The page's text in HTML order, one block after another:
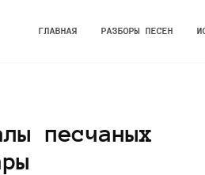
ГЛАВНАЯ РАЗБОРЫ ПЕСЕН
песчаных